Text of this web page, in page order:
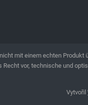
mit einem echten Produkt
vor, technische und
Vytvořil